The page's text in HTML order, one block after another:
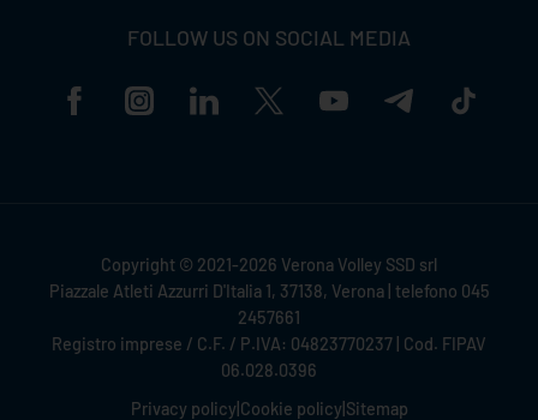
FOLLOW US ON SOCIAL MEDIA
Copyright © 2021-2026 Verona Volley SSD srl
Piazzale Atleti Azzurri D'Italia 1, 37138, Verona | telefono 045
2457661
Registro imprese / C.F. / P.IVA: 04823770237 | Cod. FIPAV
06.028.0396
Privacy policy Cookie policy Sitemap